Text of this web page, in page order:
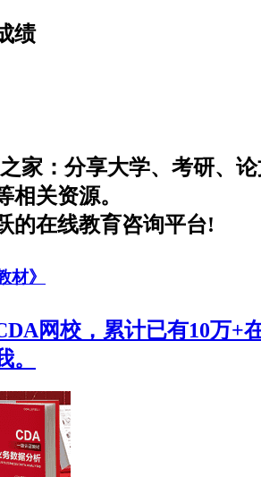
绩
家：分享大学、考研、
相关资源。
的在线教育咨询平台!
材》
网校，累计已有10万+